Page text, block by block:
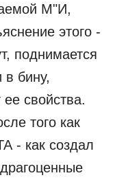
М"И,
этого -
поднимается
в бину,
свойства.
того как
как создал